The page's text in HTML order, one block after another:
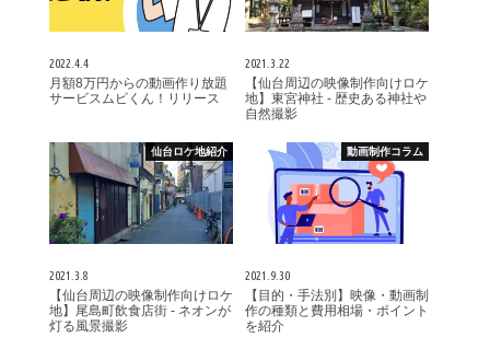
2022.4.4
月額8万円からの動画作り放題
サービスムビくん！リリース
2021.3.22
【仙台周辺の映像制作向けロケ
地】東宮神社 - 歴史ある神社や
自然撮影
仙台ロケ地紹介
2021.3.8
【仙台周辺の映像制作向けロケ
地】尾島町飲食店街 - ネオンが
灯る風景撮影
動画制作コラム
2021.9.30
【目的・手法別】映像・動画制
作の種類と費用相場・ポイント
を紹介